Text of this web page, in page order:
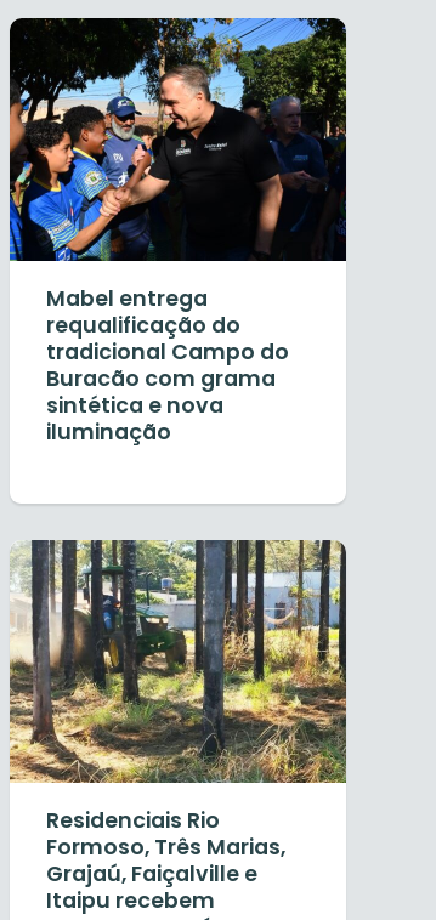
Mabel entrega
requalificação do
tradicional Campo do
Buracão com grama
sintética e nova
iluminação
Residenciais Rio
Formoso, Três Marias,
Grajaú, Faiçalville e
Itaipu recebem